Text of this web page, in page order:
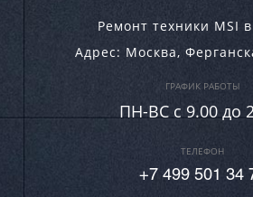
Ремонт техники MSI
Адрес: Москва,
ГРАФИК РАБОТЫ
ПН-ВC c 9.00 до
ТЕЛЕФОН
+7 499 501 34